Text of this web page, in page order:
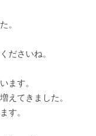
。
ださいね。
ます。
えてきました。
す。